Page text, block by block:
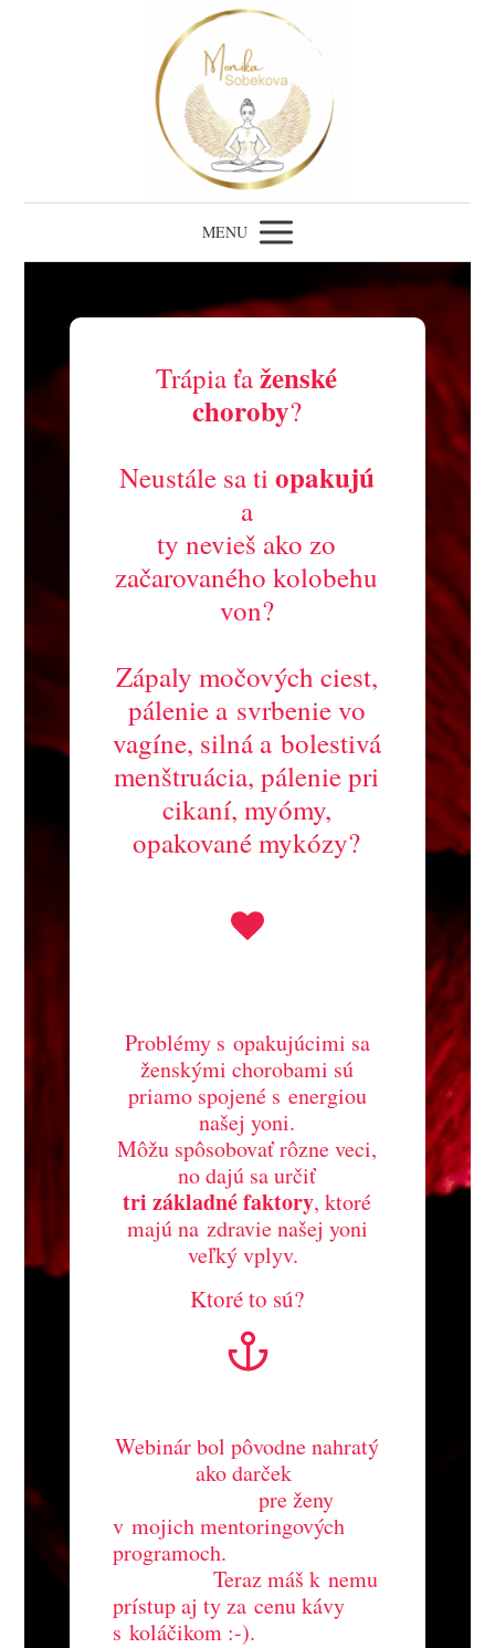
MENU
Trápia ťaženské
choroby?
Neustále sa tiopakujú
a
ty nevieš ako zo
začarovaného kolobehu
von?
Zápaly močových ciest,
pálenie a svrbenie vo
vagíne, silná a bolestivá
menštruácia, pálenie pri
cikaní, myómy,
opakované mykózy?
Problémy s opakujúcimi sa
ženskými chorobami sú
priamo spojené s energiou
našej yoni.
Môžu spôsobovať rôzne veci,
no dajú sa určiť
tri základné faktory, ktoré
majú na zdravie našej yoni
veľký vplyv.
Ktoré to sú?
Webinár bol pôvodne nahratý
ako darček
pre ženy
v mojich mentoringových
programoch.
Teraz máš k nemu
prístup aj ty za cenu kávy
s koláčikom :-).